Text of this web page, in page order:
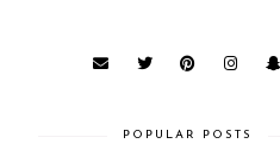
POPULAR POSTS